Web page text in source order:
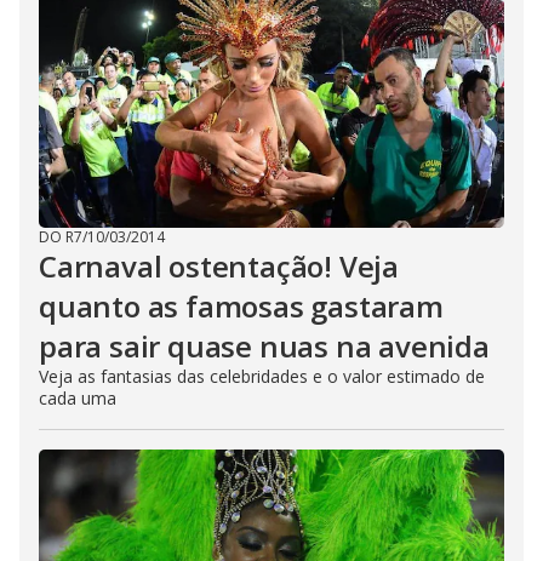
DO R7/10/03/2014
Carnaval ostentação! Veja
quanto as famosas gastaram
para sair quase nuas na avenida
Veja as fantasias das celebridades e o valor estimado de
cada uma